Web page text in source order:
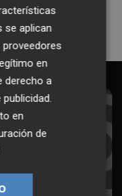
en tu email
se aplican
en
derecho a
.
en
de